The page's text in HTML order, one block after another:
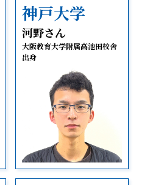
神戸大学
河野さん
大阪教育大学附属高池田校舎
出身